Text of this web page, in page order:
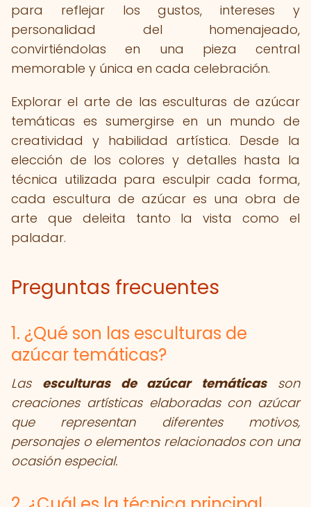
para reflejar los gustos, intereses y
personalidad del homenajeado,
convirtiéndolas en una pieza central
memorable y única en cada celebración.
Explorar el arte de las esculturas de azúcar
temáticas es sumergirse en un mundo de
creatividad y habilidad artística. Desde la
elección de los colores y detalles hasta la
técnica utilizada para esculpir cada forma,
cada escultura de azúcar es una obra de
arte que deleita tanto la vista como el
paladar.
Preguntas frecuentes
1. ¿Qué son las esculturas de
azúcar temáticas?
Las esculturas de azúcar temáticasson
creaciones artísticas elaboradas con azúcar
que representan diferentes motivos,
personajes o elementos relacionados con una
ocasión especial.